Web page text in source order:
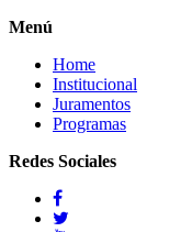
Menú
Home
Institucional
Juramentos
Programas
Redes Sociales